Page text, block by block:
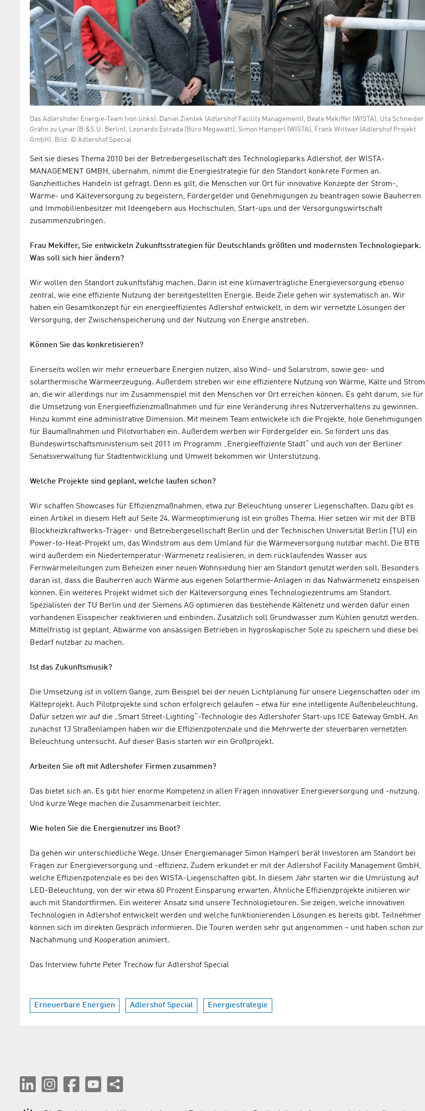
Das Adlershofer Energie-Team (von links): Daniel Zientek (Adlershof Facility Management), Beate Mekiffer (WISTA), Uta Schneider
Gräfin zu Lynar (B.&S.U. Berlin), Leonardo Estrada (Büro Megawatt), Simon Hamperl (WISTA), Frank Wittwer (Adlershof Projekt
GmbH). Bild: © Adlershof Special
Seit sie dieses Thema 2010 bei der Betreibergesellschaft des Technologieparks Adlershof, der WISTA-
MANAGEMENT GMBH, übernahm, nimmt die Energiestrategie für den Standort konkrete Formen an.
Ganzheitliches Handeln ist gefragt. Denn es gilt, die Menschen vor Ort für innovative Konzepte der Strom-,
Wärme- und Kälteversorgung zu begeistern, Fördergelder und Genehmigungen zu beantragen sowie Bauherren
und Immobilienbesitzer mit Ideengebern aus Hochschulen, Start-ups und der Versorgungswirtschaft
zusammenzubringen.
Frau Mekiffer, Sie entwickeln Zukunftsstrategien für Deutschlands größten und modernsten Technologiepark.
Was soll sich hier ändern?
Wir wollen den Standort zukunftsfähig machen. Darin ist eine klimaverträgliche Energieversorgung ebenso
zentral, wie eine effiziente Nutzung der bereitgestellten Energie. Beide Ziele gehen wir systematisch an. Wir
haben ein Gesamtkonzept für ein energieeffizientes Adlershof entwickelt, in dem wir vernetzte Lösungen der
Versorgung, der Zwischenspeicherung und der Nutzung von Energie anstreben.
Können Sie das konkretisieren?
Einerseits wollen wir mehr erneuerbare Energien nutzen, also Wind- und Solarstrom, sowie geo- und
solarthermische Wärmeerzeugung. Außerdem streben wir eine effizientere Nutzung von Wärme, Kälte und Strom
an, die wir allerdings nur im Zusammenspiel mit den Menschen vor Ort erreichen können. Es geht darum, sie für
die Umsetzung von Energieeffizienzmaßnahmen und für eine Veränderung ihres Nutzerverhaltens zu gewinnen.
Hinzu kommt eine administrative Dimension. Mit meinem Team entwickele ich die Projekte, hole Genehmigungen
für Baumaßnahmen und Pilotvorhaben ein. Außerdem werben wir Fördergelder ein. So fördert uns das
Bundeswirtschaftsministerium seit 2011 im Programm „Energieeffiziente Stadt“ und auch von der Berliner
Senatsverwaltung für Stadtentwicklung und Umwelt bekommen wir Unterstützung.
Welche Projekte sind geplant, welche laufen schon?
Wir schaffen Showcases für Effizienzmaßnahmen, etwa zur Beleuchtung unserer Liegenschaften. Dazu gibt es
einen Artikel in diesem Heft auf Seite 24. Wärmeoptimierung ist ein großes Thema. Hier setzen wir mit der BTB
Blockheizkraftwerks-Träger- und Betreibergesellschaft Berlin und der Technischen Universität Berlin (TU) ein
Power-to-Heat-Projekt um, das Windstrom aus dem Umland für die Wärmeversorgung nutzbar macht. Die BTB
wird außerdem ein Niedertemperatur-Wärmenetz realisieren, in dem rücklaufendes Wasser aus
Fernwärmeleitungen zum Beheizen einer neuen Wohnsiedung hier am Standort genutzt werden soll. Besonders
daran ist, dass die Bauherren auch Wärme aus eigenen Solarthermie-Anlagen in das Nahwärmenetz einspeisen
können. Ein weiteres Projekt widmet sich der Kälteversorgung eines Technologiezentrums am Standort.
Spezialisten der TU Berlin und der Siemens AG optimieren das bestehende Kältenetz und werden dafür einen
vorhandenen Eisspeicher reaktivieren und einbinden. Zusätzlich soll Grundwasser zum Kühlen genutzt werden.
Mittelfristig ist geplant, Abwärme von ansässigen Betrieben in hygroskopischer Sole zu speichern und diese bei
Bedarf nutzbar zu machen.
Ist das Zukunftsmusik?
Die Umsetzung ist in vollem Gange, zum Beispiel bei der neuen Lichtplanung für unsere Liegenschaften oder im
Kälteprojekt. Auch Pilotprojekte sind schon erfolgreich gelaufen – etwa für eine intelligente Außenbeleuchtung.
Dafür setzen wir auf die „Smart Street-Lighting“-Technologie des Adlershofer Start-ups ICE Gateway GmbH. An
zunächst 13 Straßenlampen haben wir die Effizienzpotenziale und die Mehrwerte der steuerbaren vernetzten
Beleuchtung untersucht. Auf dieser Basis starten wir ein Großprojekt.
Arbeiten Sie oft mit Adlershofer Firmen zusammen?
Das bietet sich an. Es gibt hier enorme Kompetenz in allen Fragen innovativer Energieversorgung und -nutzung.
Und kurze Wege machen die Zusammenarbeit leichter.
Wie holen Sie die Energienutzer ins Boot?
Da gehen wir unterschiedliche Wege. Unser Energiemanager Simon Hamperl berät Investoren am Standort bei
Fragen zur Energieversorgung und -effizienz. Zudem erkundet er mit der Adlershof Facility Management GmbH,
welche Effizienzpotenziale es bei den WISTA-Liegenschaften gibt. In diesem Jahr starten wir die Umrüstung auf
LED-Beleuchtung, von der wir etwa 60 Prozent Einsparung erwarten. Ähnliche Effizienzprojekte initiieren wir
auch mit Standortfirmen. Ein weiterer Ansatz sind unsere Technologietouren. Sie zeigen, welche innovativen
Technologien in Adlershof entwickelt werden und welche funktionierenden Lösungen es bereits gibt. Teilnehmer
können sich im direkten Gespräch informieren. Die Touren werden sehr gut angenommen – und haben schon zur
Nachahmung und Kooperation animiert.
Das Interview führte Peter Trechow für Adlershof Special
Erneuerbare Energien Adlershof Special Energiestrategie